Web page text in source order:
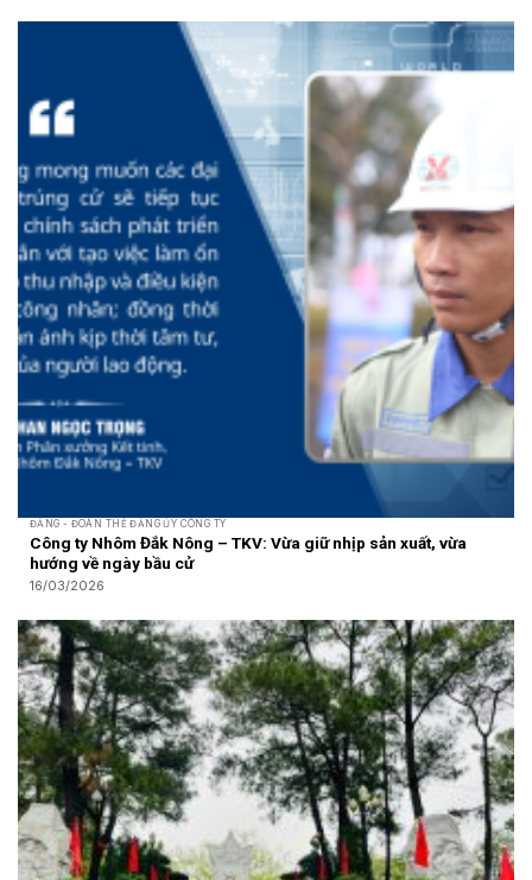
ĐẢNG - ĐOÀN THỂ ĐẢNG ỦY CÔNG TY
Công ty Nhôm Đắk Nông – TKV: Vừa giữ nhịp sản xuất, vừa
hướng về ngày bầu cử
16/03/2026